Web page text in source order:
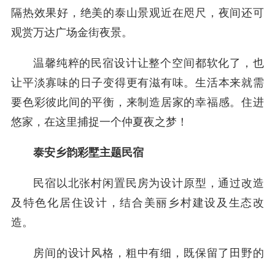
隔热效果好，绝美的泰山景观近在咫尺，夜间还可
观赏万达广场金街夜景。
温馨纯粹的民宿设计让整个空间都软化了，也
让平淡寡味的日子变得更有滋有味。生活本来就需
要色彩彼此间的平衡，来制造居家的幸福感。住进
悠家，在这里捕捉一个仲夏夜之梦！
泰安乡韵彩墅主题民宿
民宿以北张村闲置民房为设计原型，通过改造
及特色化居住设计，结合美丽乡村建设及生态改
造。
房间的设计风格，粗中有细，既保留了田野的